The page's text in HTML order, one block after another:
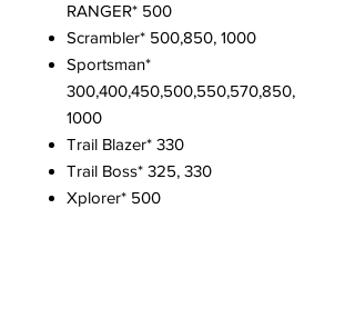
RANGER* 500
Scrambler* 500,850, 1000
Sportsman*
300,400,450,500,550,570,850,
1000
Trail Blazer* 330
Trail Boss* 325, 330
Xplorer* 500